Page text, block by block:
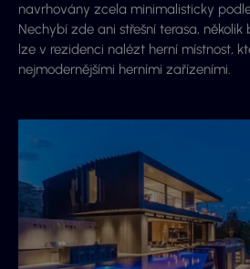
navrhovány zcela minimalisticky
Nechybí zde ani střešní terasa, několik
lze v rezidenci nalézt herní místnost,
nejmodernějšími herními zařízeními.